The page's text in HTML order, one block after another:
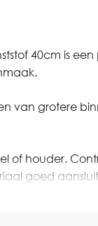
40cm is
van grotere
of houder.
goed